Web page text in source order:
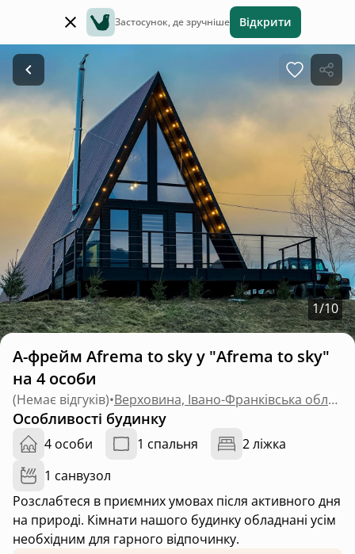
Застосунок, де зручніше Відкрити
1/10
А-фрейм Afrema to sky у "Afrema to sky"
на 4 особи
(Немає відгуків)• Верховина, Івано-Франківська область
Особливості будинку
4 особи 1 спальня
2 ліжка
1 санвузол
Розслабтеся в приємних умовах після активного дня
на природі. Кімнати нашого будинку обладнані усім
необхідним для гарного відпочинку.